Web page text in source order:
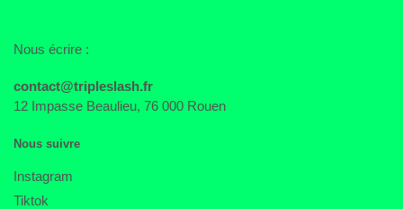
Nous écrire :
contact@tripleslash.fr
12 Impasse Beaulieu, 76 000 Rouen
Nous suivre
Instagram
Tiktok